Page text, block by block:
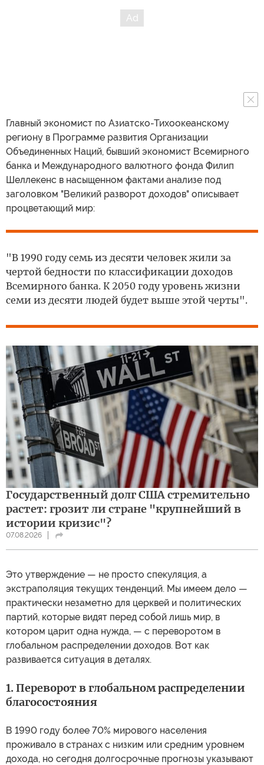
Главный экономист по Азиатско-Тихоокеанскому
региону в Программе развития Организации
Объединенных Наций, бывший экономист Всемирного
банка и Международного валютного фонда Филип
Шеллекенс в насыщенном фактами анализе под
заголовком "Великий разворот доходов" описывает
процветающий мир:
"В 1990 году семь из десяти человек жили за
чертой бедности по классификации доходов
Всемирного банка. К 2050 году уровень жизни
семи из десяти людей будет выше этой черты".
Государственный долг США стремительно
растет: грозит ли стране "крупнейший в
истории кризис"?
07.08.2026
Это утверждение — не просто спекуляция, а
экстраполяция текущих тенденций. Мы имеем дело —
практически незаметно для церквей и политических
партий, которые видят перед собой лишь мир, в
котором царит одна нужда, — с переворотом в
глобальном распределении доходов. Вот как
развивается ситуация в деталях.
1. Переворот в глобальном распределении
благосостояния
В 1990 году более 70% мирового населения
проживало в странах с низким или средним уровнем
дохода, но сегодня долгосрочные прогнозы указывают